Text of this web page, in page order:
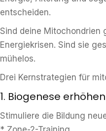
entscheiden.
Sind deine Mitochondrien
Energiekrisen. Sind sie
mühelos.
Drei Kernstrategien für
1. Biogenese erhöhen
Stimuliere die Bildung